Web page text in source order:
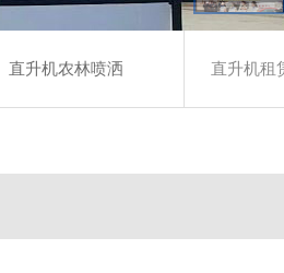
直升机农林喷洒